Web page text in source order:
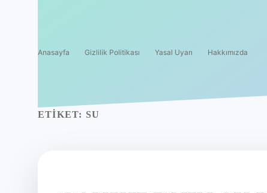
Anasayfa Gizlilik Politikası Yasal Uyarı Hakkımızda
ETIKET: SU